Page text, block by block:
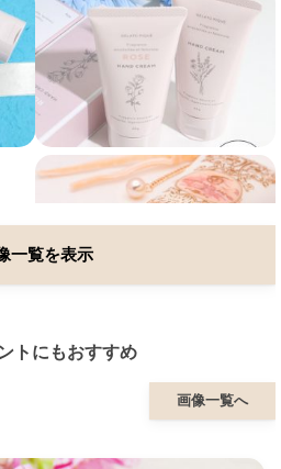
一覧を表示
トにもおすすめ
画像一覧へ